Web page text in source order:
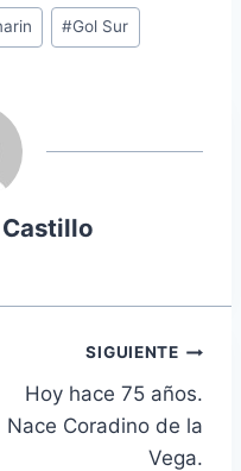
#Gol Sur
SIGUIENTE
Hoy hace 75 años.
Nace Coradino de la
Vega.